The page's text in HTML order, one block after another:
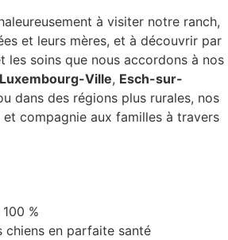
à visiter notre ranch,
et leurs mères, et à découvrir par
les soins que nous accordons à nos
Luxembourg-Ville, Esch-sur-
dans des régions plus rurales, nos
compagnie aux familles à travers
%
chiens en parfaite santé